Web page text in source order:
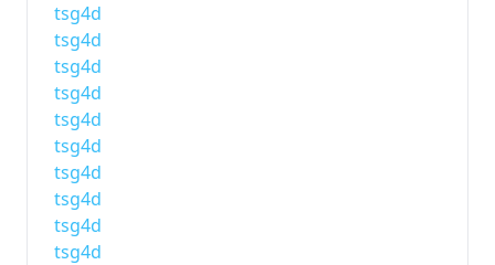
tsg4d
tsg4d
tsg4d
tsg4d
tsg4d
tsg4d
tsg4d
tsg4d
tsg4d
tsg4d